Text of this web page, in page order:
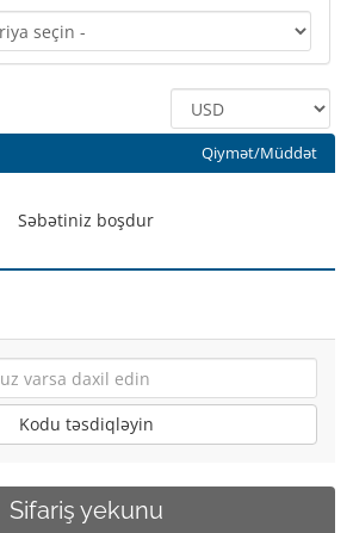
Qiymət/Müddət
Səbətiniz boşdur
Kodu təsdiqləyin
Sifariş yekunu